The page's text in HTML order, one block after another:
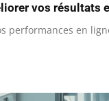
vos résultats
performances en